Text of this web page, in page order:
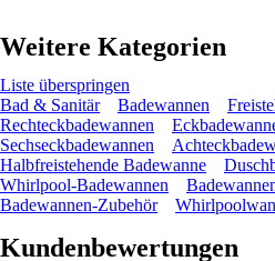
Weitere Kategorien
Liste überspringen
Bad & Sanitär
Badewannen
Rechteckbadewannen
Sechseckbadewannen
Halbfreistehende Badewanne
Whirlpool-Badewannen
Badewannen-Zubehör
Kundenbewertungen